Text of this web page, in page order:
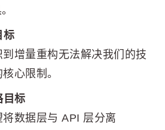
标
到增量重构无法解决我们的技
心限制。
目标
将数据层与 API 层分离